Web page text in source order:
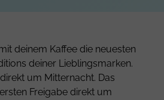
deinem Kaffee die neuesten
deiner Lieblingsmarken.
um Mitternacht. Das
Freigabe direkt um